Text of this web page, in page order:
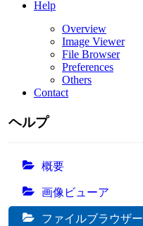
Help
Overview
Image Viewer
File Browser
Preferences
Others
Contact
ヘルプ
概要
画像ビューア
ファイルブラウザー